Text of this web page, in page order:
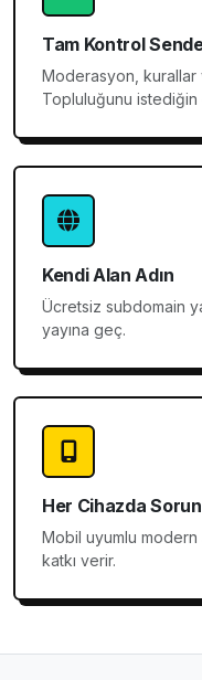
Tam Kontrol
Moderasyon, kurallar
Topluluğunu
Kendi Alan Adın
Ücretsiz subdomain
yayına geç.
Her Cihazda
Mobil uyumlu modern
katkı verir.